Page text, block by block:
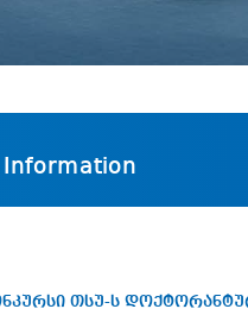
Information
თსუ-ს